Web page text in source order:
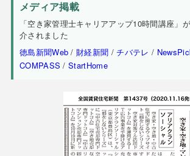
メディア掲載
「空き家管理士キャリアアップ10時間講座」
介されました
徳島新聞Web / 財経新聞 /チバテレ /
COMPASS /StartHome